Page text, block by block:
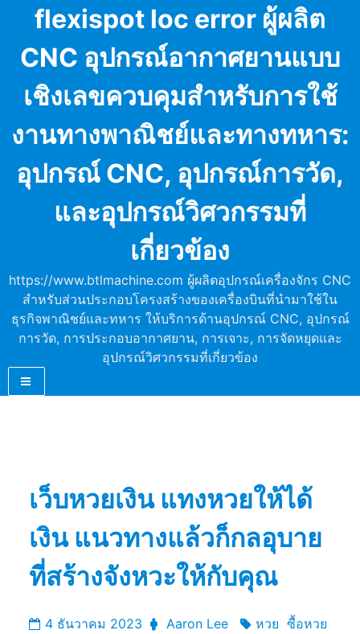
content
flexispot loc error ผู้ผลิต
CNC อุปกรณ์อากาศยานแบบ
เชิงเลขควบคุมสำหรับการใช้
งานทางพาณิชย์และทางทหาร:
อุปกรณ์ CNC, อุปกรณ์การวัด,
และอุปกรณ์วิศวกรรมที่
เกี่ยวข้อง
https://www.btlmachine.com ผู้ผลิตอุปกรณ์เครื่องจักร CNC
สำหรับส่วนประกอบโครงสร้างของเครื่องบินที่นำมาใช้ใน
ธุรกิจพาณิชย์และทหาร ให้บริการด้านอุปกรณ์ CNC, อุปกรณ์
การวัด, การประกอบอากาศยาน, การเจาะ, การจัดหยุดและ
อุปกรณ์วิศวกรรมที่เกี่ยวข้อง
เว็บหวยเงิน แทงหวยให้ได้
เงิน แนวทางแล้วก็กลอุบาย
ที่สร้างจังหวะให้กับคุณ
4 ธันวาคม 2023 Aaron Lee หวย ซื้อหวย